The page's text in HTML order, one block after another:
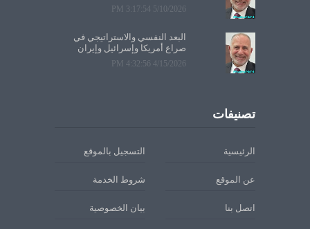
5/10/2026 3:17:54 PM
البعد النفسي والاستراتيجي في
صراع أمريكا وإسرائيل وإيران
4/15/2026 4:32:56 PM
تصنيفات
الرئيسية التسجيل بالموقع
عن الموقع شروط الخدمة
اتصل بنا بيان الخصوصية